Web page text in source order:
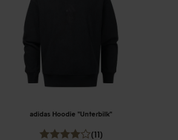
adidas Hoodie "Unterbilk"
(11)